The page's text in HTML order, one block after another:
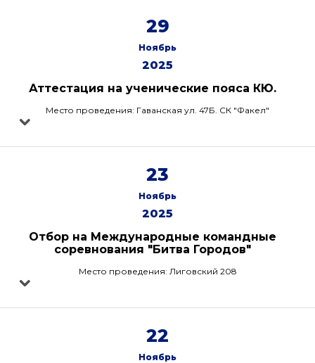
29
Ноябрь
2025
Аттестация на ученические пояса КЮ.
Место проведения: Гаванская ул. 47Б. СК "Факел"
23
Ноябрь
2025
Отбор на Международные командные
соревнования "Битва Городов"
Место проведения: Лиговский 208
22
Ноябрь